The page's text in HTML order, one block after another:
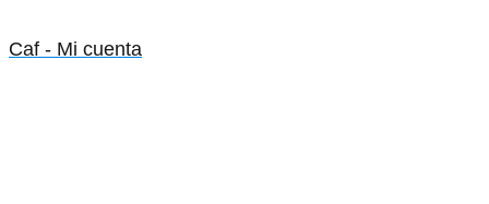
Caf - Mi cuenta